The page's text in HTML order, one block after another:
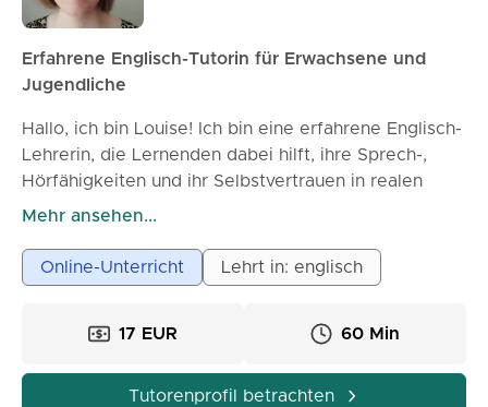
Erfahrene Englisch-Tutorin für Erwachsene und
Jugendliche
Hallo, ich bin Louise! Ich bin eine erfahrene Englisch-
Lehrerin, die Lernenden dabei hilft, ihre Sprech-,
Hörfähigkeiten und ihr Selbstvertrauen in realen
Situationen zu verbessern. Ich spezialisiere mich auf
Anfänger- bis Mittelstufenniveau und entwerfe
Lektionen, die praktisch, angenehm und auf Ihre
und unterstützend – ich konzentriere mich auf
klare Grammatikerklärungen, die durch
Mehr ansehen...
Online-Unterricht Lehrt in: englisch
17 EUR 60 Min
Tutorenprofil betrachten